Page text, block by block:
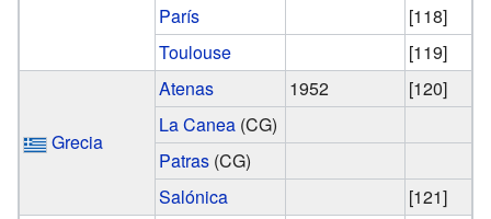
París
[118]
Toulouse
[119]
Grecia
Atenas 1952
[120]
La Canea (CG)
Patras (CG)
Salónica
[121]